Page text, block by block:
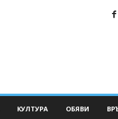
КУЛТУРА ОБЯВИ